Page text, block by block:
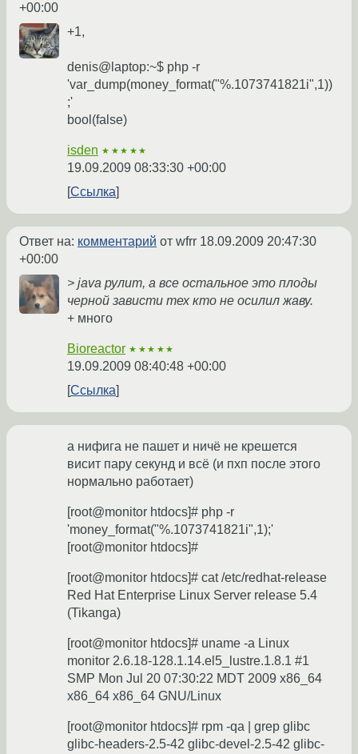
+00:00
+1,
denis@laptop:~$ php -r
'var_dump(money_format("%.1073741821i",1))
;'
bool(false)
isden ★★★★★
19.09.2009 08:33:30 +00:00
Ссылка
Ответ на: комментарий от wfrr 18.09.2009 20:47:30
+00:00
> java рулит, а все остальное это плоды
черной зависти тех кто не осилил жаву.
+ много
Bioreactor ★★★★★
19.09.2009 08:40:48 +00:00
Ссылка
а нифига не пашет и ничё не крешется
висит пару секунд и всё (и пхп после этого
нормально работает)
[root@monitor htdocs]# php -r
'money_format("%.1073741821i",1);'
[root@monitor htdocs]#
[root@monitor htdocs]# cat /etc/redhat-release
Red Hat Enterprise Linux Server release 5.4
(Tikanga)
[root@monitor htdocs]# uname -a Linux
monitor 2.6.18-128.1.14.el5_lustre.1.8.1 #1
SMP Mon Jul 20 07:30:22 MDT 2009 x86_64
x86_64 x86_64 GNU/Linux
[root@monitor htdocs]# rpm -qa | grep glibc
glibc-headers-2.5-42 glibc-devel-2.5-42 glibc-